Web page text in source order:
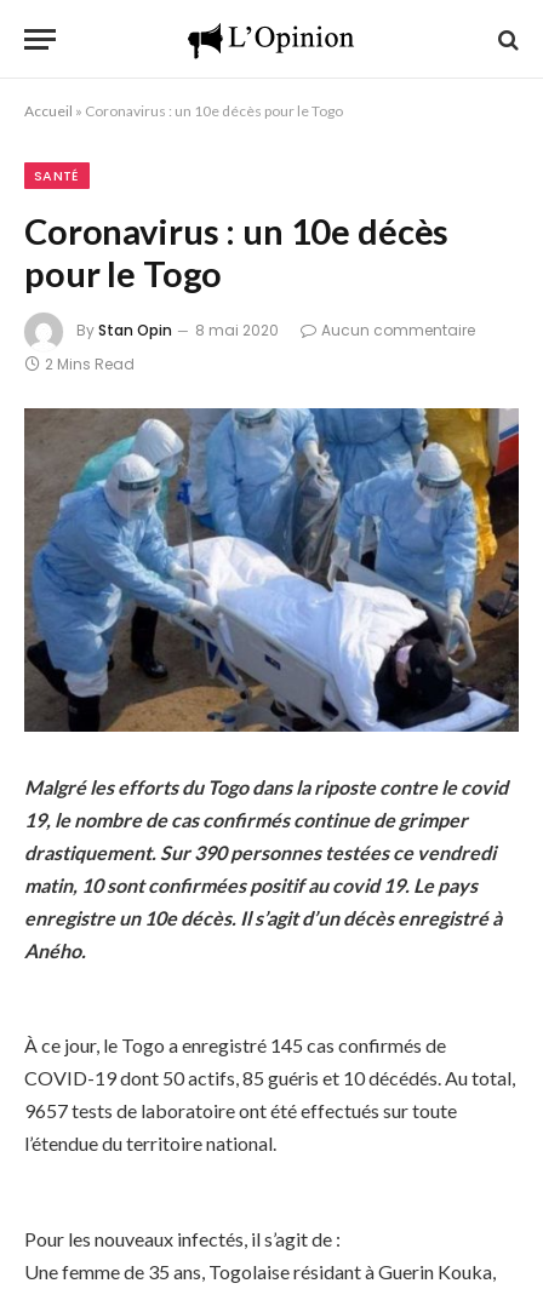
Accueil » Coronavirus : un 10e décès pour le Togo
SANTÉ
Coronavirus : un 10e décès
pour le Togo
ByStan Opin 8 mai 2020
Aucun commentaire
2 Mins Read
Malgré les efforts du Togo dans la riposte contre le covid
19, le nombre de cas confirmés continue de grimper
drastiquement. Sur 390 personnes testées ce vendredi
matin, 10 sont confirmées positif au covid 19. Le pays
enregistre un 10e décès. Il s’agit d’un décès enregistré à
Aného.
À ce jour, le Togo a enregistré 145 cas confirmés de
COVID-19 dont 50 actifs, 85 guéris et 10 décédés. Au total,
9657 tests de laboratoire ont été effectués sur toute
l’étendue du territoire national.
Pour les nouveaux infectés, il s’agit de :
Une femme de 35 ans, Togolaise résidant à Guerin Kouka,